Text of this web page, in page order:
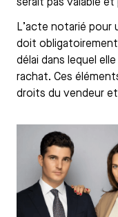
serait pas valable
L’acte notarié
doit
délai dans lequel
rachat. Ces
droits du vendeur et